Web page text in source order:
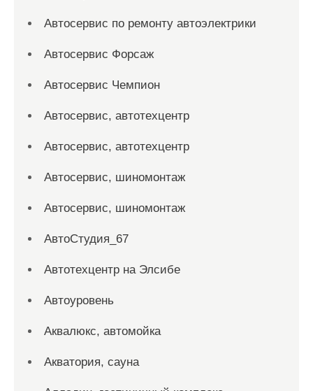
Автосервис по ремонту автоэлектрики
Автосервис Форсаж
Автосервис Чемпион
Автосервис, автотехцентр
Автосервис, автотехцентр
Автосервис, шиномонтаж
Автосервис, шиномонтаж
АвтоСтудия_67
Автотехцентр на Элсибе
Автоуровень
Аквалюкс, автомойка
Акватория, сауна